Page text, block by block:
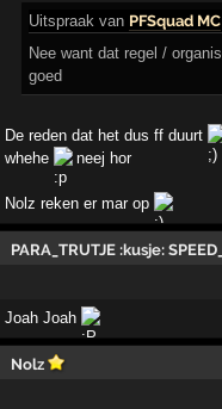
Uitspraak van PFSquad MC
Nee want dat regel /
goed
De reden dat het dus ff duurt
whehe
neej hor
Nolz reken er mar op
PARA_TRUTJE :kusje:
Joah Joah
Nolz